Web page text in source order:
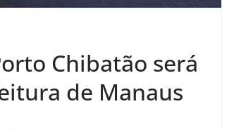
Chibatão será
de Manaus